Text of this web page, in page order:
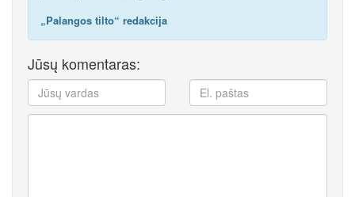
„Palangos tilto“ redakcija
Jūsų komentaras: